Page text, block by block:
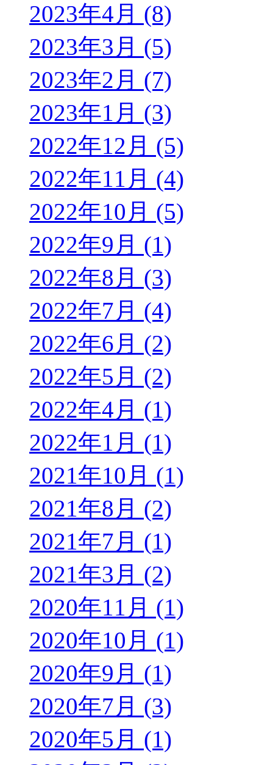
2023年4月 (8)
2023年3月 (5)
2023年2月 (7)
2023年1月 (3)
2022年12月 (5)
2022年11月 (4)
2022年10月 (5)
2022年9月 (1)
2022年8月 (3)
2022年7月 (4)
2022年6月 (2)
2022年5月 (2)
2022年4月 (1)
2022年1月 (1)
2021年10月 (1)
2021年8月 (2)
2021年7月 (1)
2021年3月 (2)
2020年11月 (1)
2020年10月 (1)
2020年9月 (1)
2020年7月 (3)
2020年5月 (1)